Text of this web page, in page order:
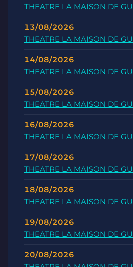
THEATRE LA MAISON DE
13/08/2026
THEATRE LA MAISON DE
14/08/2026
THEATRE LA MAISON DE
15/08/2026
THEATRE LA MAISON DE
16/08/2026
THEATRE LA MAISON DE
17/08/2026
THEATRE LA MAISON DE
18/08/2026
THEATRE LA MAISON DE
19/08/2026
THEATRE LA MAISON DE
20/08/2026